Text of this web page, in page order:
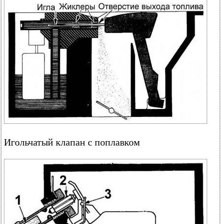
Игольчатый клапан с поплавком